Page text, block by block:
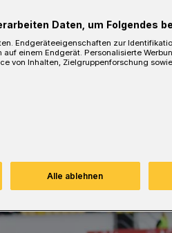
Daten, um Folgendes
Endgeräteeigenschaften zur
einem Endgerät. Personalisierte
von Inhalten, Zielgruppenforschung
Alle ablehnen